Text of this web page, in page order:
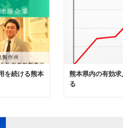
を続ける熊本
熊本県内の有効
る